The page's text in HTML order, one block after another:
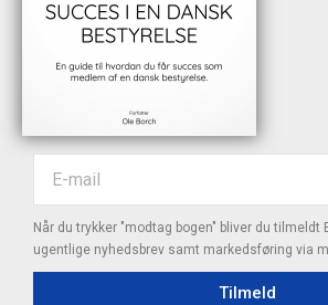
Når du trykker "modtag bogen" bliver du
ugentlige nyhedsbrev samt markedsføring via
Tilmeld